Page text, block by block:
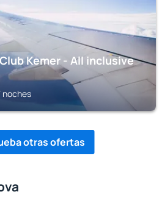
Kemer - All inclusive
noches
otras ofertas